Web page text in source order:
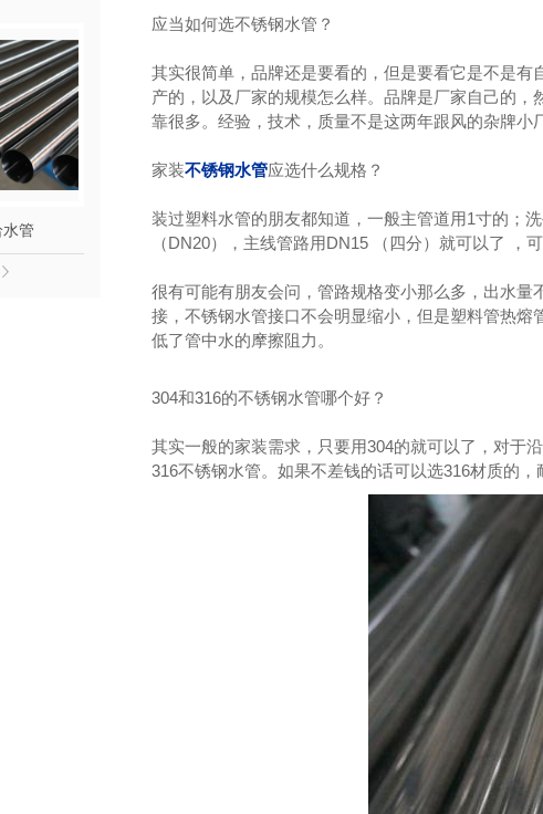
管 316L不锈钢给水管 不锈钢水
应当如何选不锈钢水管？
其实很简单，品牌还是要看的，但是要看它是不是
产的，以及厂家的规模怎么样。品牌是厂家自己的
靠很多。经验，技术，质量不是这两年跟风的杂牌小
家装不锈钢水管应选什么规格？
装过塑料水管的朋友都知道，一般主管道用1寸的；
（DN20），主线管路用DN15 （四分）就可以了 ，
很有可能有朋友会问，管路规格变小那么多，出水
接，不锈钢水管接口不会明显缩小，但是塑料管热
低了管中水的摩擦阻力。
304和316的不锈钢水管哪个好？
其实一般的家装需求，只要用304的就可以了，对于
316不锈钢水管。如果不差钱的话可以选316材质的